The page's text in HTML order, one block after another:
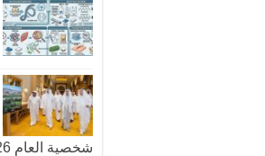
شخصية العام 2026